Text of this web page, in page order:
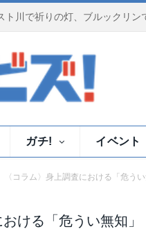
ガチ! イベント
〈コラム〉身上調査における「危うい
ける「危うい無知」